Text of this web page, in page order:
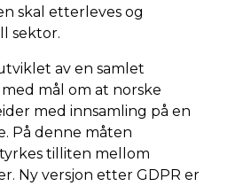
skal etterleves og
sektor.
av en samlet
mål om at norske
med innsamling på en
På denne måten
tilliten mellom
Ny versjon etter GDPR er